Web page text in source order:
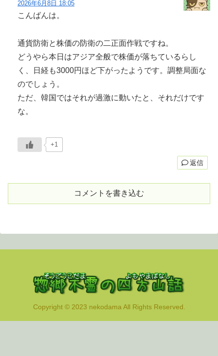
2026年6月8日 18:05
こんばんは。
通貨防衛と株価の防衛の二正面作戦ですね。
どうやら本日はアジア全般で株価が落ちているらし
く、日経も3000円ほど下がったようです。調整局面な
のでしょう。
ただ、韓国ではそれが過激に動いたと、それだけです
な。
+1
返信
コメントを書き込む
Copyright © 2023 nekodama All Rights Reserved.